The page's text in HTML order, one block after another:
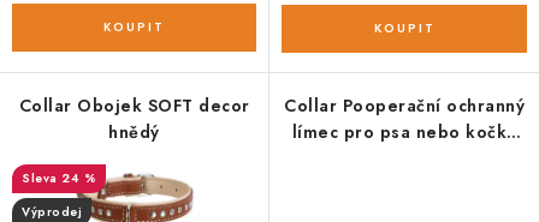
Collar Obojek SOFT decor
hnědý
24 %
Výprodej
Collar Pooperační ochranný
límec pro psa nebo kočku